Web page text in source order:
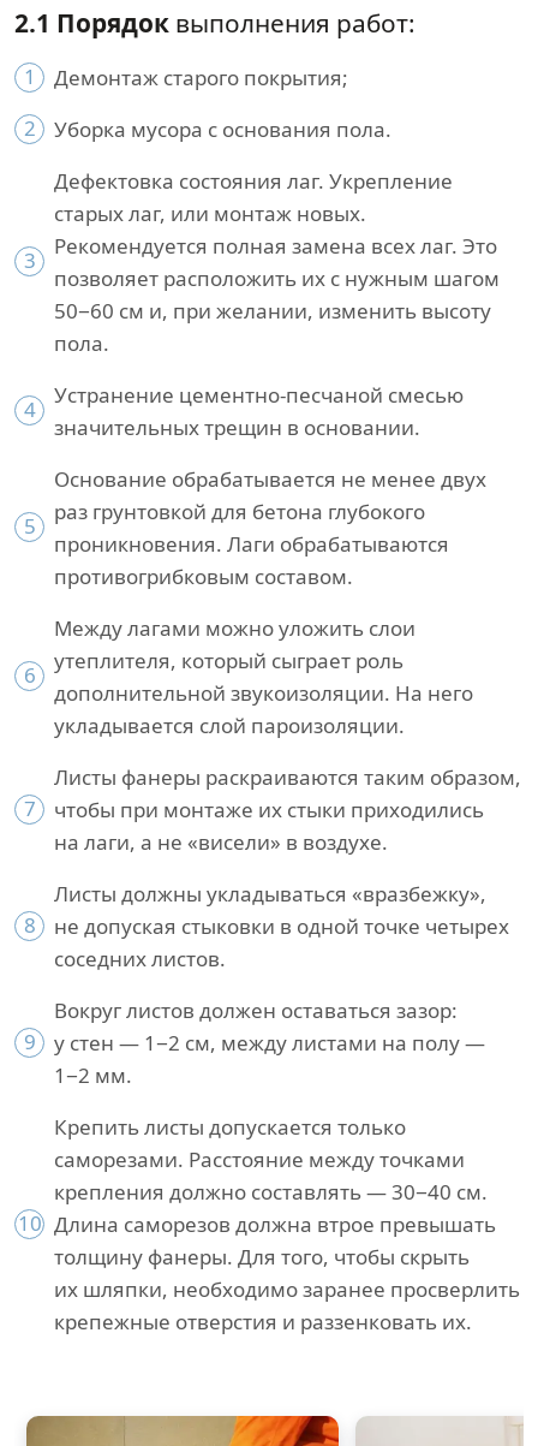
2.1 Порядок выполнения работ:
1
Демонтаж старого покрытия;
2
Уборка мусора с основания пола.
3
Дефектовка состояния лаг. Укрепление
старых лаг, или монтаж новых.
Рекомендуется полная замена всех лаг. Это
позволяет расположить их с нужным шагом
50−60 см и, при желании, изменить высоту
пола.
4
Устранение цементно-песчаной смесью
значительных трещин в основании.
5
Основание обрабатывается не менее двух
раз грунтовкой для бетона глубокого
проникновения. Лаги обрабатываются
противогрибковым составом.
6
Между лагами можно уложить слои
утеплителя, который сыграет роль
дополнительной звукоизоляции. На него
укладывается слой пароизоляции.
7
Листы фанеры раскраиваются таким образом,
чтобы при монтаже их стыки приходились
на лаги, а не «висели» в воздухе.
8
Листы должны укладываться «вразбежку»,
не допуская стыковки в одной точке четырех
соседних листов.
9
Вокруг листов должен оставаться зазор:
у стен — 1−2 см, между листами на полу —
1−2 мм.
10
Крепить листы допускается только
саморезами. Расстояние между точками
крепления должно составлять — 30−40 см.
Длина саморезов должна втрое превышать
толщину фанеры. Для того, чтобы скрыть
их шляпки, необходимо заранее просверлить
крепежные отверстия и раззенковать их.